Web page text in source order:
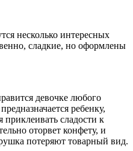
несколько интересных
сладкие, но оформлены
девочке любого
ребенку,
приклеивать сладости к
оторвет конфету, и
потеряют товарный вид.